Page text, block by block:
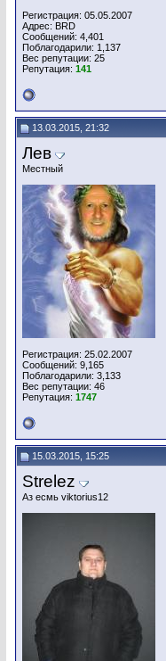
Регистрация: 05.05.2007
Адрес: BRD
Сообщений: 4,401
Поблагодарили: 1,137
Вес репутации: 25
Репутация: 141
13.03.2015, 21:32
Лев
Местный
Регистрация: 25.02.2007
Сообщений: 9,165
Поблагодарили: 3,133
Вес репутации: 46
Репутация: 1747
15.03.2015, 15:25
Strelez
Аз есмь viktorius12